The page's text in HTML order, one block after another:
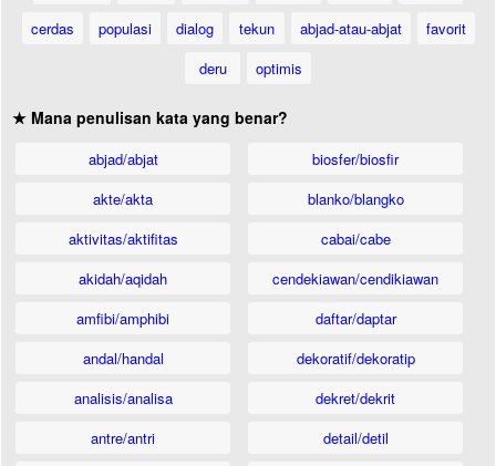
cerdas
populasi dialog tekun abjad-atau-abjat
favorit
deru
optimis
★ Mana penulisan kata yang benar?
abjad/abjat
akte/akta
aktivitas/aktifitas
akidah/aqidah
amfibi/amphibi
andal/handal
analisis/analisa
antre/antri
biosfer/biosfir
blanko/blangko
cabai/cabe
cendekiawan/cendikiawan
daftar/daptar
dekoratif/dekoratip
dekret/dekrit
detail/detil